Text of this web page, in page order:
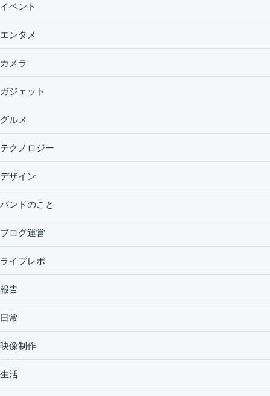
イベント
エンタメ
カメラ
ガジェット
グルメ
テクノロジー
デザイン
バンドのこと
ブログ運営
ライブレポ
報告
日常
映像制作
生活